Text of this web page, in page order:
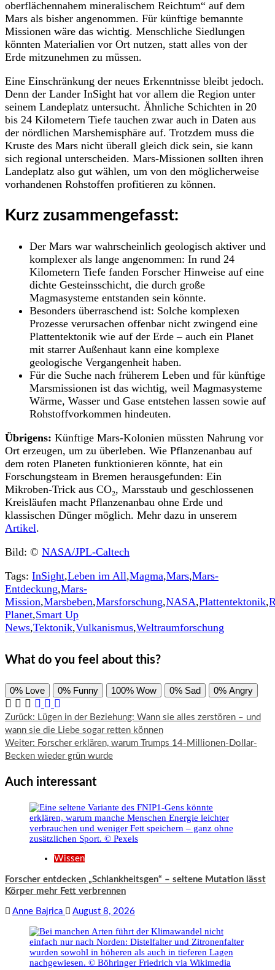
oberflächennahem mineralischem Reichtum“ auf dem
Mars als bisher angenommen. Für künftige bemannte
Missionen wäre das wichtig. Menschliche Siedlungen
könnten Materialien vor Ort nutzen, statt alles von der
Erde mitzunehmen zu müssen.
Eine Einschränkung der neues Erkenntnisse bleibt jedoch.
Denn der Lander InSight hat vor allem die Region unter
seinem Landeplatz untersucht. Ähnliche Schichten in 20
bis 24 Kilometern Tiefe tauchen zwar auch in Daten aus
der nördlichen Marshemisphäre auf. Trotzdem muss die
Kruste des Mars nicht überall gleich dick sein, sie kann
sich regional unterscheiden. Mars-Missionen sollten ihren
Landeplatz also gut wählen, um von den möglicherweise
vorhandenen Rohstoffen profitieren zu können.
Kurz zusammengefasst:
Der Mars war wahrscheinlich geologisch aktiver und
komplexer als lange angenommen: In rund 24
Kilometern Tiefe fanden Forscher Hinweise auf eine
dichte Gesteinsschicht, die durch große
Magmasysteme entstanden sein könnte.
Besonders überraschend ist: Solche komplexen
Prozesse verursachen offenbar nicht zwingend eine
Plattentektonik wie auf der Erde – auch ein Planet
mit starrer Außenhaut kann eine komplexe
geologische Vergangenheit haben.
Für die Suche nach früherem Leben und für künftige
Marsmissionen ist das wichtig, weil Magmasysteme
Wärme, Wasser und Gase entstehen lassen sowie auf
Rohstoffvorkommen hindeuten.
Übrigens: Künftige Mars-Kolonien müssten Nahrung vor
Ort erzeugen, um zu überleben. Wie Pflanzenanbau auf
dem roten Planeten funktionieren könnte, hat ein
Forschungsteam in Bremen herausgefunden: Ein
Mikroben-Trick aus CO₂, Marsstaub und geschlossenen
Kreisläufen macht Pflanzenanbau ohne Erde und
klassischen Dünger möglich. Mehr dazu in unserem
Artikel.
Bild: © NASA/JPL-Caltech
Tags: InSight,Leben im All,Magma,Mars,Mars-
Entdeckung,Mars-
Mission,Marsbeben,Marsforschung,NASA,Plattentektonik,
Planet,Smart Up
News,Tektonik,Vulkanismus,Weltraumforschung
What do you feel about this?
0% Love 0% Funny 100% Wow 0% Sad 0% Angry
Beitragsnavigation
Zurück: Lügen in der Beziehung: Wann sie alles zerstören – und
wann sie die Liebe sogar retten können
Weiter: Forscher erklären, warum Trumps 14-Millionen-Dollar-
Becken wieder grün wurde
Auch interessant
Wissen
Forscher entdecken „Schlankheitsgen“ – seltene Mutation lässt
Körper mehr Fett verbrennen
Anne Bajrica August 8, 2026